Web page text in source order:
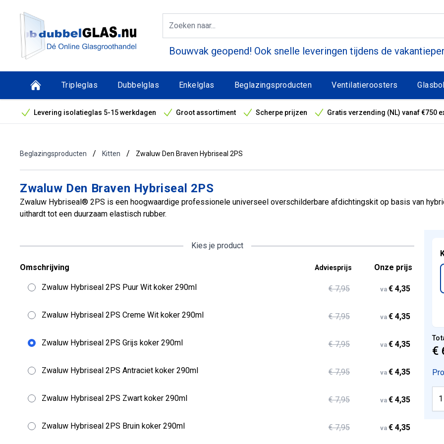
Bouwvak geopend! Ook snelle leveringen tijdens de
Tripleglas Dubbelglas Enkelglas Beglazingsproducten Ventilatieroosters
Levering isolatieglas 5-15 werkdagen Groot assortiment Scherpe prijzen
Gratis verzending (NL) vanaf €750
Bouwvak geopend! Óók snelle leveringen tijdens de vakantieperiode
Beglazingsproducten / Kitten / Zwaluw Den Braven Hybriseal 2PS
Zwaluw Den Braven Hybriseal 2PS
Zwaluw Hybriseal® 2PS is een hoogwaardige professionele universeel overschilderbare afdichtingskit op basis van
uithardt tot een duurzaam elastisch rubber.
Kies je product
Omschrijving Adviesprijs Onze prijs
Zwaluw Hybriseal 2PS Puur Wit koker 290ml € 7,95 va € 4,35
Zwaluw Hybriseal 2PS Creme Wit koker 290ml € 7,95 va € 4,35
Zwaluw Hybriseal 2PS Grijs koker 290ml € 7,95 va € 4,35
Zwaluw Hybriseal 2PS Antraciet koker 290ml € 7,95 va € 4,35
Zwaluw Hybriseal 2PS Zwart koker 290ml € 7,95 va € 4,35
Zwaluw Hybriseal 2PS Bruin koker 290ml € 7,95 va € 4,35
€